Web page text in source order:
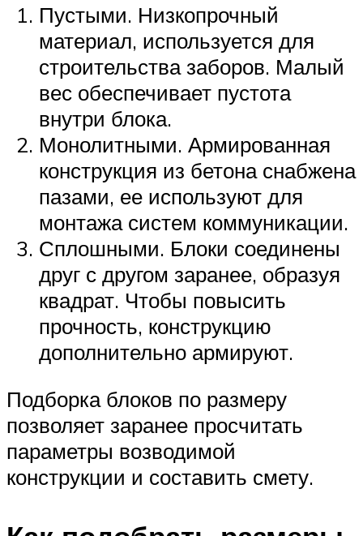
Пустыми. Низкопрочный
материал, используется для
строительства заборов. Малый
вес обеспечивает пустота
внутри блока.
Монолитными. Армированная
конструкция из бетона снабжена
пазами, ее используют для
монтажа систем коммуникации.
Сплошными. Блоки соединены
друг с другом заранее, образуя
квадрат. Чтобы повысить
прочность, конструкцию
дополнительно армируют.
Подборка блоков по размеру
позволяет заранее просчитать
параметры возводимой
конструкции и составить смету.